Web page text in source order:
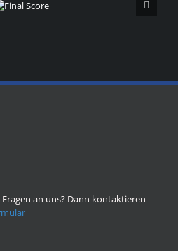
an uns? Dann kontaktieren